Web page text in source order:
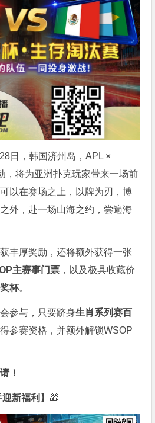
日，韩国济州岛，APL ×
，将为亚洲扑克玩家带来一场前
以在赛场之上，以牌为刃，博
外，赴一场山海之约，尝遍海
丰厚奖励，还将额外获得一张
主赛事门票 ，以及极具收藏价
杯。
参与，只要跻身生肖系列赛百
得参赛资格，并额外解锁WSOP
！
新福利】 🎁